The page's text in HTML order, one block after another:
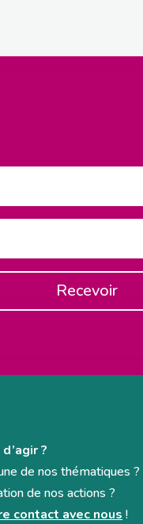
Recevoir
?
de nos thématiques ?
de nos actions ?
contact avec nous !